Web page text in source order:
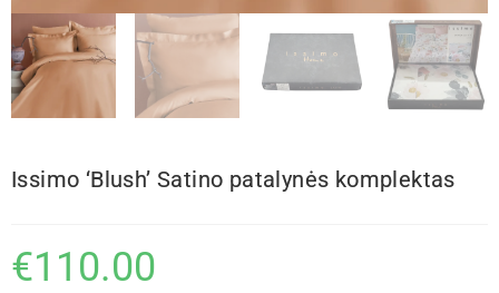
Issimo ‘Blush’ Satino patalynės komplektas
€110.00